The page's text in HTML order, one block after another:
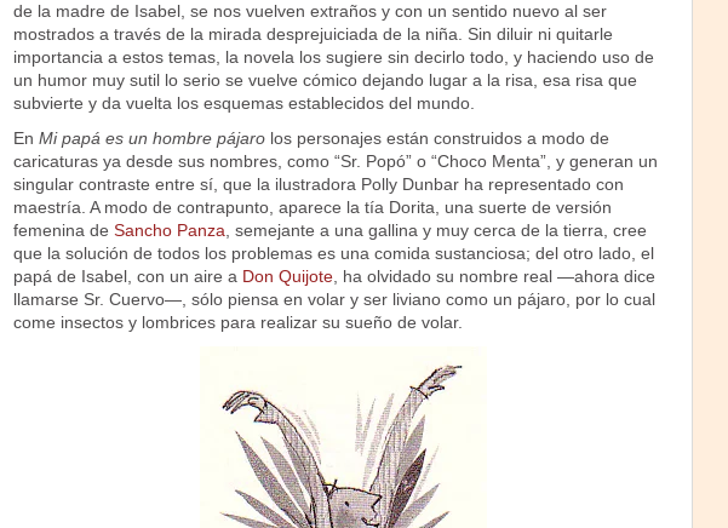
de la madre de Isabel, se nos vuelven extraños y con un sentido nuevo al ser
mostrados a través de la mirada desprejuiciada de la niña. Sin diluir ni quitarle
importancia a estos temas, la novela los sugiere sin decirlo todo, y haciendo uso de
un humor muy sutil lo serio se vuelve cómico dejando lugar a la risa, esa risa que
subvierte y da vuelta los esquemas establecidos del mundo.
En Mi papá es un hombre pájarolos personajes están construidos a modo de
caricaturas ya desde sus nombres, como “Sr. Popó” o “Choco Menta”, y generan un
singular contraste entre sí, que la ilustradora Polly Dunbar ha representado con
maestría. A modo de contrapunto, aparece la tía Dorita, una suerte de versión
femenina de Sancho Panza , semejante a una gallina y muy cerca de la tierra, cree
que la solución de todos los problemas es una comida sustanciosa; del otro lado, el
papá de Isabel, con un aire a Don Quijote, ha olvidado su nombre real —ahora dice
llamarse Sr. Cuervo—, sólo piensa en volar y ser liviano como un pájaro, por lo cual
come insectos y lombrices para realizar su sueño de volar.